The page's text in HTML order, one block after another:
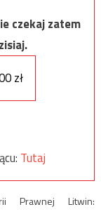
czekaj zatem
zł
Tutaj
Prawnej Litwin: